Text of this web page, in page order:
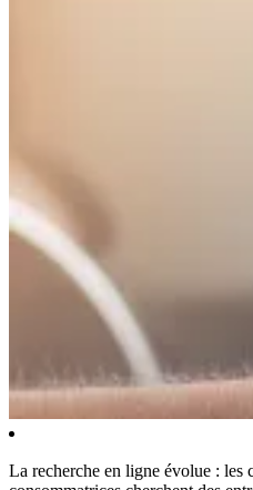
La recherche en ligne évolue : les